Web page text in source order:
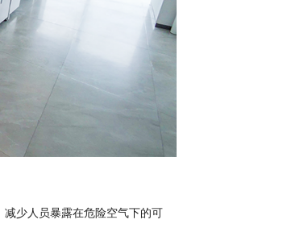
少人员暴露在危险空气下的可